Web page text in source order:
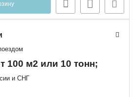
100 м2 или 10 тонн;
и СНГ